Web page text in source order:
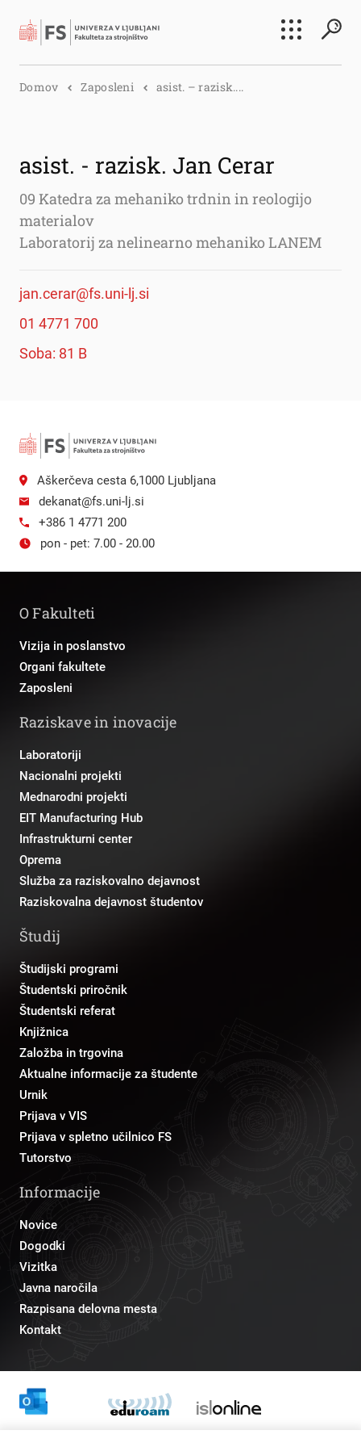
Išči
Domov Zaposleni asist. – razisk....
asist. - razisk. Jan Cerar
09 Katedra za mehaniko trdnin in reologijo
materialov
Laboratorij za nelinearno mehaniko LANEM
jan.cerar@fs.uni-lj.si
01 4771 700
Soba: 81 B
Aškerčeva cesta 6,1000 Ljubljana
dekanat@fs.uni-lj.si
+386 1 4771 200
pon - pet: 7.00 - 20.00
O Fakulteti
Vizija in poslanstvo
Organi fakultete
Zaposleni
Raziskave in inovacije
Laboratoriji
Nacionalni projekti
Mednarodni projekti
EIT Manufacturing Hub
Infrastrukturni center
Oprema
Služba za raziskovalno dejavnost
Raziskovalna dejavnost študentov
Študij
Študijski programi
Študentski priročnik
Študentski referat
Knjižnica
Založba in trgovina
Aktualne informacije za študente
Urnik
Prijava v VIS
Prijava v spletno učilnico FS
Tutorstvo
Informacije
Novice
Dogodki
Vizitka
Javna naročila
Razpisana delovna mesta
Kontakt